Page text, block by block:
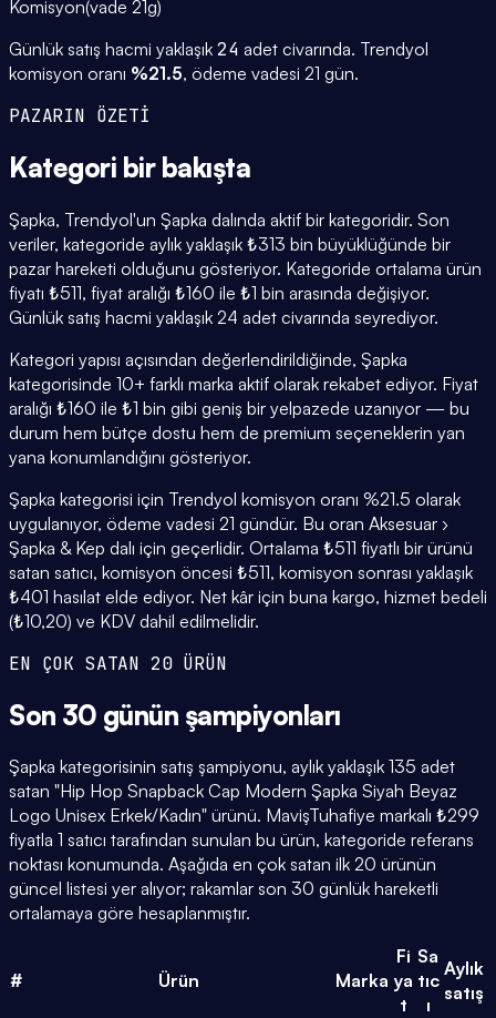
Komisyon(vade 21g)
Günlük satış hacmi yaklaşık 24 adet civarında. Trendyol
komisyon oranı %21.5, ödeme vadesi 21 gün.
PAZARIN ÖZETİ
Kategori bir bakışta
Şapka, Trendyol'un Şapka dalında aktif bir kategoridir. Son
veriler, kategoride aylık yaklaşık ₺313 bin büyüklüğünde bir
pazar hareketi olduğunu gösteriyor. Kategoride ortalama ürün
fiyatı ₺511, fiyat aralığı ₺160 ile ₺1 bin arasında değişiyor.
Günlük satış hacmi yaklaşık 24 adet civarında seyrediyor.
Kategori yapısı açısından değerlendirildiğinde, Şapka
kategorisinde 10+ farklı marka aktif olarak rekabet ediyor. Fiyat
aralığı ₺160 ile ₺1 bin gibi geniş bir yelpazede uzanıyor — bu
durum hem bütçe dostu hem de premium seçeneklerin yan
yana konumlandığını gösteriyor.
Şapka kategorisi için Trendyol komisyon oranı %21.5 olarak
uygulanıyor, ödeme vadesi 21 gündür. Bu oran Aksesuar ›
Şapka & Kep dalı için geçerlidir. Ortalama ₺511 fiyatlı bir ürünü
satan satıcı, komisyon öncesi ₺511, komisyon sonrası yaklaşık
₺401 hasılat elde ediyor. Net kâr için buna kargo, hizmet bedeli
(₺10,20) ve KDV dahil edilmelidir.
EN ÇOK SATAN 20 ÜRÜN
Son 30 günün şampiyonları
Şapka kategorisinin satış şampiyonu, aylık yaklaşık 135 adet
satan "Hip Hop Snapback Cap Modern Şapka Siyah Beyaz
Logo Unisex Erkek/Kadın" ürünü. MavişTuhafiye markalı ₺299
fiyatla 1 satıcı tarafından sunulan bu ürün, kategoride referans
noktası konumunda. Aşağıda en çok satan ilk 20 ürünün
güncel listesi yer alıyor; rakamlar son 30 günlük hareketli
ortalamaya göre hesaplanmıştır.
# Ürün Marka
Fi
ya
t
Sa
tıc
ı
Aylık
satış